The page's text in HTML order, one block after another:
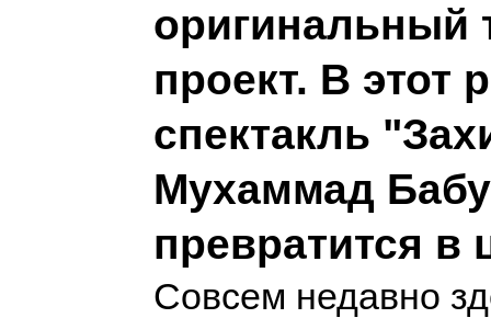
оригинальный
проект. В этот
спектакль
Мухаммад
превратится в
Совсем недавно